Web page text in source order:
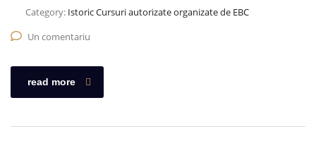
Category: Istoric Cursuri autorizate organizate de EBC
Un comentariu
read more